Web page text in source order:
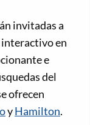
invitadas a
en
e
del
ofrecen
yHamilton.